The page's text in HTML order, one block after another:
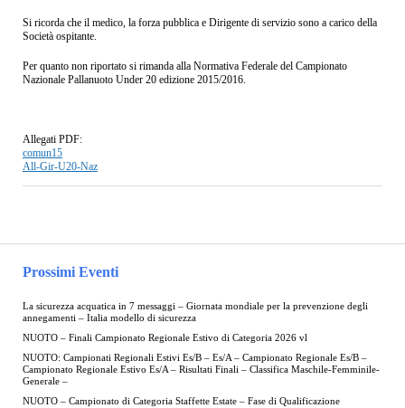
Prossimi Eventi
La sicurezza acquatica in 7 messaggi – Giornata mondiale per la prevenzione degli
annegamenti – Italia modello di sicurezza
NUOTO – Finali Campionato Regionale Estivo di Categoria 2026 vl
NUOTO: Campionati Regionali Estivi Es/B – Es/A – Campionato Regionale Es/B –
Campionato Regionale Estivo Es/A – Risultati Finali – Classifica Maschile-Femminile-
Generale –
NUOTO – Campionato di Categoria Staffette Estate – Fase di Qualificazione
Si ricorda che il medico, la forza pubblica e Dirigente di servizio sono a carico della
Società ospitante.
Per quanto non riportato si rimanda alla Normativa Federale del Campionato
Nazionale Pallanuoto Under 20 edizione 2015/2016.
Allegati PDF:
comun15
All-Gir-U20-Naz